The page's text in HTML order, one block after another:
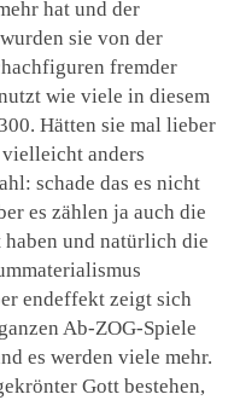
hat und der
sie von der
fremder
wie viele in diesem
Hätten sie mal lieber
anders
schade das es nicht
es zählen ja auch die
und natürlich die
endeffekt zeigt sich
Ab-ZOG-Spiele
es werden viele mehr.
Gott bestehen,